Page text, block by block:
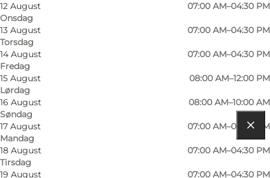
12 August
Onsdag
07:00 AM–04:30 PM
13 August
Torsdag
07:00 AM–04:30 PM
14 August
Fredag
07:00 AM–04:30 PM
15 August
Lørdag
08:00 AM–12:00 PM
16 August
Søndag
08:00 AM–10:00 AM
17 August
Mandag
07:00 AM–04:30 PM
18 August
Tirsdag
07:00 AM–04:30 PM
19 August
07:00 AM–04:30 PM
Læs mere